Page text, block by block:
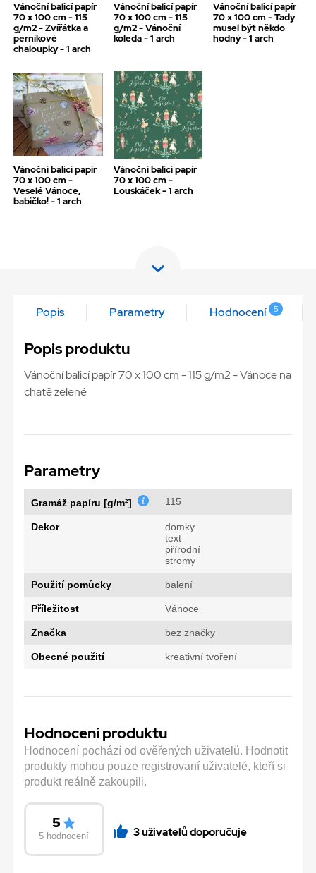
Vánoční balicí papír
70 x 100 cm - 115
g/m2 - Zvířátka a
perníkové
chaloupky - 1 arch
Vánoční balicí papír
70 x 100 cm - 115
g/m2 - Vánoční
koleda - 1 arch
Vánoční balicí papír
70 x 100 cm - Tady
musel být někdo
hodný - 1 arch
Vánoční balicí papír
70 x 100 cm -
Veselé Vánoce,
babičko! - 1 arch
Vánoční balicí papír
70 x 100 cm -
Louskáček - 1 arch
Popis Parametry Hodnocení 5
Popis produktu
Vánoční balicí papír 70 x 100 cm - 115 g/m2 - Vánoce na
chatě zelené
Parametry
Gramáž papíru [g/m²] 115
Dekor
domky
text
přírodní
stromy
Použití pomůcky balení
Příležitost Vánoce
Značka bez značky
Obecné použití kreativní tvoření
Hodnocení produktu
Hodnocení pochází od ověřených uživatelů. Hodnotit
produkty mohou pouze registrovaní uživatelé, kteří si
produkt reálně zakoupili.
5
5 hodnocení 3 uživatelů doporučuje